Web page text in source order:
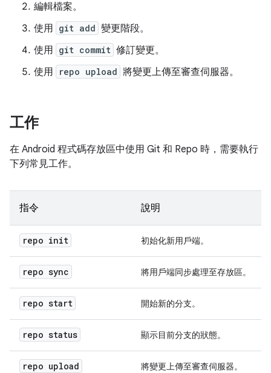
編輯檔案。
使用 git add 變更階段。
使用 git commit 修訂變更。
使用
repo upload 將變更上傳至審查伺服器。
工作
在 Android 程式碼存放區中使用 Git 和 Repo 時，需要執行
下列常見工作。
指令 說明
repo init 初始化新用戶端。
repo sync 將用戶端同步處理至存放區。
repo start 開始新的分支。
repo status 顯示目前分支的狀態。
repo upload 將變更上傳至審查伺服器。